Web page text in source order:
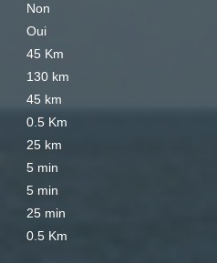
Non
Oui
45 Km
130 km
45 km
0.5 Km
25 km
5 min
5 min
25 min
0.5 Km